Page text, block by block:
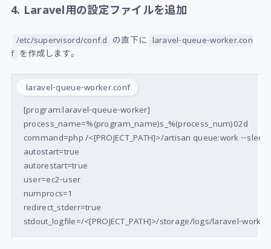
4. Laravel用の設定ファイルを追加
/etc/supervisord/conf.d の直下に
laravel-queue-worker.con
f
を作成します。
[program:laravel-queue-worker]
process_name=%(program_name)s_%(process_num)02d
command=php /<[PROJECT_PATH]>/artisan queue:work --
autostart=true
autorestart=true
user=ec2-user
numprocs=1
redirect_stderr=true
laravel-queue-worker.conf